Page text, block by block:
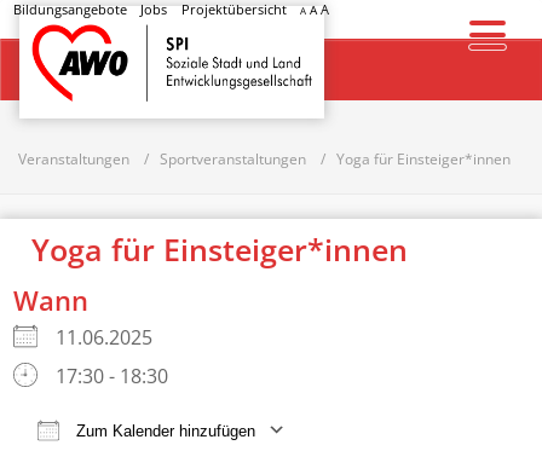
Bildungsangebote Jobs Projektübersicht A AA
Startseite
Veranstaltungen Sportveranstaltungen Yoga für Einsteiger*innen
Yoga für Einsteiger*innen
Wann
11.06.2025
17:30 - 18:30
Zum Kalender hinzufügen